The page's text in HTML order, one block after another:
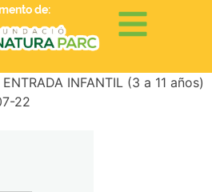
de:
INFANTIL (3 a 11 años)
22